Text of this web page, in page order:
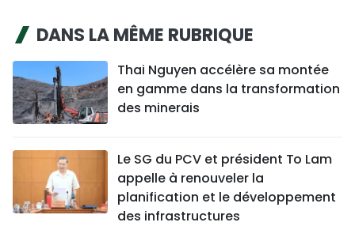
DANS LA MÊME RUBRIQUE
Thai Nguyen accélère sa montée
en gamme dans la transformation
des minerais
Le SG du PCV et président To Lam
appelle à renouveler la
planification et le développement
des infrastructures